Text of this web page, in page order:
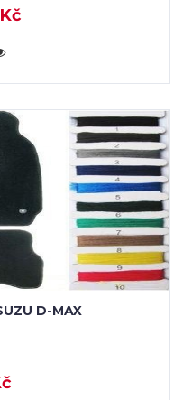
D-MAX